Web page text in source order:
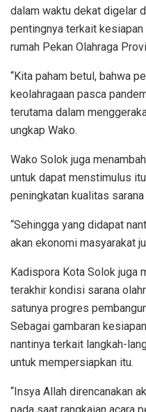
dalam waktu dekat digelar
pentingnya terkait
rumah Pekan Olahraga
“Kita paham betul, bahwa
keolahragaan pasca
terutama dalam
ungkap Wako.
Wako Solok juga
untuk dapat menstimulus
peningkatan kualitas
“Sehingga yang didapat
akan ekonomi masyarakat
Kadispora Kota Solok juga
terakhir kondisi sarana
satunya progres
Sebagai gambaran
nantinya terkait langkah-
untuk mempersiapkan itu.
“Insya Allah direncanakan